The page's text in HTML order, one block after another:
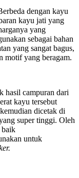
dengan kayu
kayu jati yang
yang
sebagai bahan
yang sangat bagus,
motif yang beragam.
hasil campuran dari
kayu tersebut
dicetak di
super tinggi. Oleh
baik
untuk